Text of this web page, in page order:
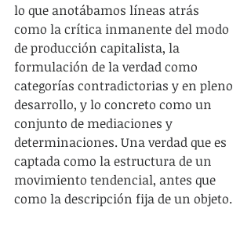
lo que anotábamos líneas atrás
como la crítica inmanente del modo
de producción capitalista, la
formulación de la verdad como
categorías contradictorias y en pleno
desarrollo, y lo concreto como un
conjunto de mediaciones y
determinaciones. Una verdad que es
captada como la estructura de un
movimiento tendencial, antes que
como la descripción fija de un objeto.